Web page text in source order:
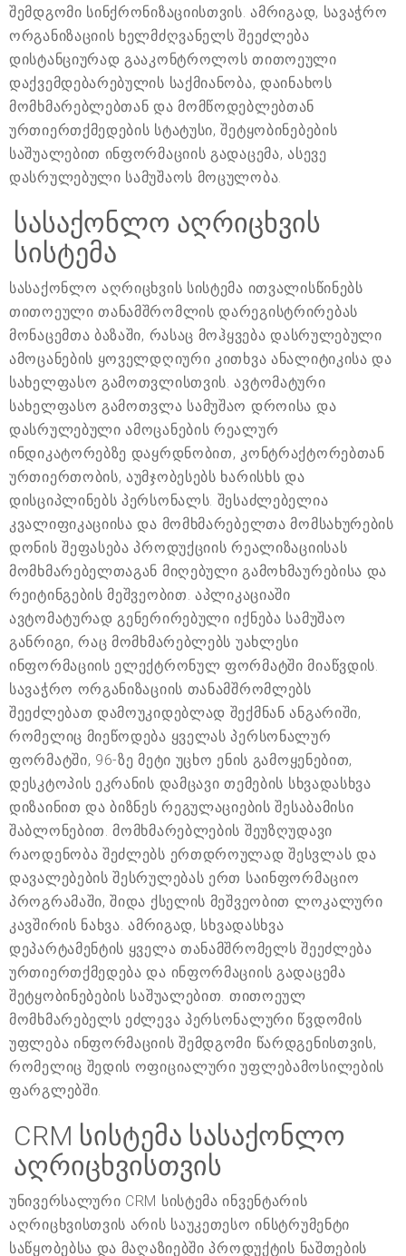
შემდგომი სინქრონიზაციისთვის. ამრიგად, სავაჭრო
ორგანიზაციის ხელმძღვანელს შეეძლება
დისტანციურად გააკონტროლოს თითოეული
დაქვემდებარებულის საქმიანობა, დაინახოს
მომხმარებლებთან და მომწოდებლებთან
ურთიერთქმედების სტატუსი, შეტყობინებების
საშუალებით ინფორმაციის გადაცემა, ასევე
დასრულებული სამუშაოს მოცულობა.
სასაქონლო აღრიცხვის
სისტემა
სასაქონლო აღრიცხვის სისტემა ითვალისწინებს
თითოეული თანამშრომლის დარეგისტრირებას
მონაცემთა ბაზაში, რასაც მოჰყვება დასრულებული
ამოცანების ყოველდღიური კითხვა ანალიტიკისა და
სახელფასო გამოთვლისთვის. ავტომატური
სახელფასო გამოთვლა სამუშაო დროისა და
დასრულებული ამოცანების რეალურ
ინდიკატორებზე დაყრდნობით, კონტრაქტორებთან
ურთიერთობის, აუმჯობესებს ხარისხს და
დისციპლინებს პერსონალს. შესაძლებელია
კვალიფიკაციისა და მომხმარებელთა მომსახურების
დონის შეფასება პროდუქციის რეალიზაციისას
მომხმარებელთაგან მიღებული გამოხმაურებისა და
რეიტინგების მეშვეობით. აპლიკაციაში
ავტომატურად გენერირებული იქნება სამუშაო
განრიგი, რაც მომხმარებლებს უახლესი
ინფორმაციის ელექტრონულ ფორმატში მიაწვდის.
სავაჭრო ორგანიზაციის თანამშრომლებს
შეეძლებათ დამოუკიდებლად შექმნან ანგარიში,
რომელიც მიეწოდება ყველას პერსონალურ
ფორმატში, 96-ზე მეტი უცხო ენის გამოყენებით,
დესკტოპის ეკრანის დამცავი თემების სხვადასხვა
დიზაინით და ბიზნეს რეგულაციების შესაბამისი
შაბლონებით. მომხმარებლების შეუზღუდავი
რაოდენობა შეძლებს ერთდროულად შესვლას და
დავალებების შესრულებას ერთ საინფორმაციო
პროგრამაში, შიდა ქსელის მეშვეობით ლოკალური
კავშირის ნახვა. ამრიგად, სხვადასხვა
დეპარტამენტის ყველა თანამშრომელს შეეძლება
ურთიერთქმედება და ინფორმაციის გადაცემა
შეტყობინებების საშუალებით. თითოეულ
მომხმარებელს ეძლევა პერსონალური წვდომის
უფლება ინფორმაციის შემდგომი წარდგენისთვის,
რომელიც შედის ოფიციალური უფლებამოსილების
ფარგლებში.
CRM სისტემა სასაქონლო
აღრიცხვისთვის
უნივერსალური CRM სისტემა ინვენტარის
აღრიცხვისთვის არის საუკეთესო ინსტრუმენტი
საწყობებსა და მაღაზიებში პროდუქტის ნაშთების